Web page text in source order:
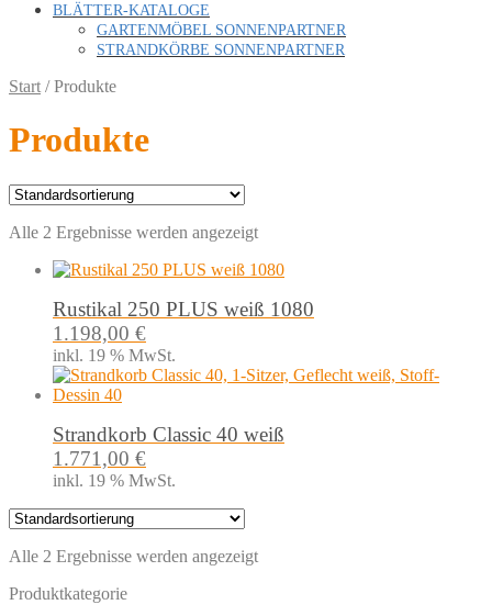
BLÄTTER-KATALOGE
GARTENMÖBEL SONNENPARTNER
STRANDKÖRBE SONNENPARTNER
Start /Produkte
Produkte
Alle 2 Ergebnisse werden angezeigt
Rustikal 250 PLUS weiß 1080
1.198,00 €
inkl. 19 % MwSt.
Strandkorb Classic 40 weiß
1.771,00 €
inkl. 19 % MwSt.
Alle 2 Ergebnisse werden angezeigt
Produktkategorie